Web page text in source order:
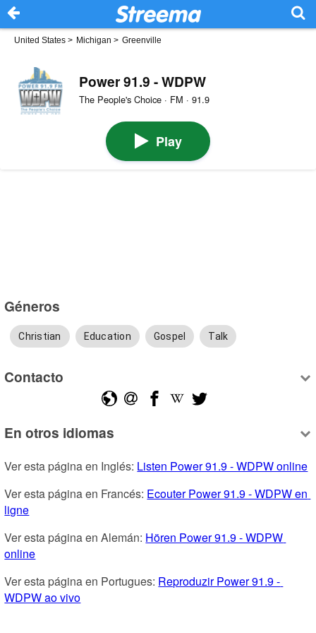
United States > Michigan > Greenville
Power 91.9 - WDPW
The People's Choice · FM · 91.9
Play
Géneros
Christian Education Gospel Talk
Contacto
En otros idiomas
Ver esta página en Inglés: Listen Power 91.9 - WDPW online
Ver esta página en Francés: Ecouter Power 91.9 - WDPW en
ligne
Ver esta página en Alemán: Hören Power 91.9 - WDPW
online
Ver esta página en Portugues: Reproduzir Power 91.9 -
WDPW ao vivo